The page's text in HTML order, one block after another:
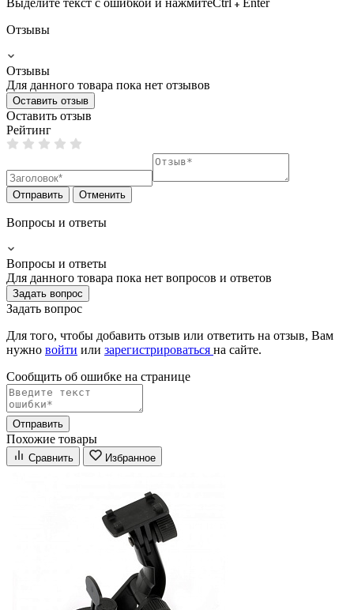
Отзывы
Отзывы
Для данного товара пока нет отзывов
Оставить отзыв
Оставить отзыв
Рейтинг
Отправить Отменить
Вопросы и ответы
Вопросы и ответы
Для данного товара пока нет вопросов и ответов
Задать вопрос
Задать вопрос
Для того, чтобы добавить отзыв или ответить на отзыв, Вам
нужно войти или зарегистрироваться на сайте.
Сообщить об ошибке на страницe
Отправить
Похожие товары
Сравнить Избранное